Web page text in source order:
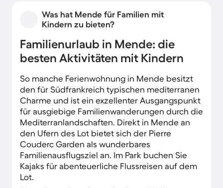
Was hat Mende für Familien mit
Kindern zu bieten?
Familienurlaub in Mende: die
besten Aktivitäten mit Kindern
So manche Ferienwohnung in Mende besitzt
den für Südfrankreich typischen mediterranen
Charme und ist ein exzellenter Ausgangspunkt
für ausgiebige Familienwanderungen durch die
Mediterranlandschaften. Direkt in Mende an
den Ufern des Lot bietet sich der Pierre
Couderc Garden als wunderbares
Familienausflugsziel an. Im Park buchen Sie
Kajaks für abenteuerliche Flussreisen auf dem
Lot.